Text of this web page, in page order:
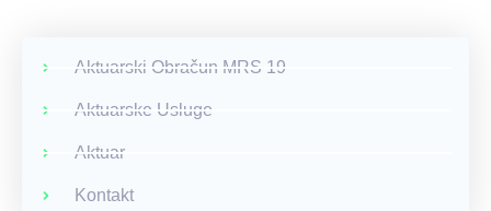
Aktuarski Obračun MRS 19
Aktuarske Usluge
Aktuar
Kontakt